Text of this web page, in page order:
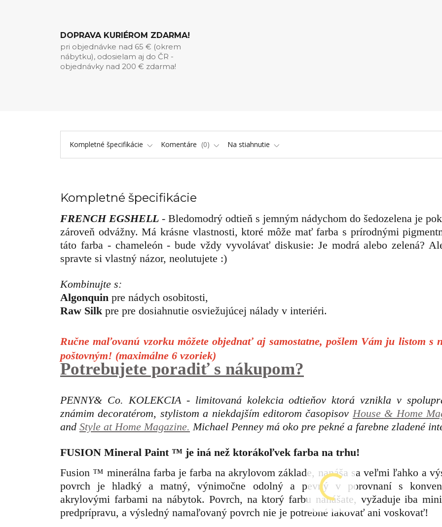
DOPRAVA KURIÉROM ZDARMA!
pri objednávke nad 65 € (okrem
nábytku), odosielam aj do ČR -
objednávky nad 200 € zdarma!
Kompletné špecifikácie Komentáre 0 Na stiahnutie
Kompletné špecifikácie
FRENCH EGSHELL - Bledomodrý odtieň s jemným nádychom do šedozelena je
zároveň odvážny. Má krásne vlastnosti, ktoré môže mať farba s prírodnými
táto farba - chameleón - bude vždy vyvolávať diskusie: Je modrá alebo zelená?
spravte si vlastný názor, neolutujete :)
Kombinujte s:
Algonquin pre nádych osobitosti,
Raw Silk pre pre dosiahnutie osviežujúcej nálady v interiéri.
Ručne maľovanú vzorku môžete objednať aj samostatne, pošlem Vám ju listom s
poštovným! (maximálne 6 vzoriek)
Potrebujete poradiť s nákupom?
PENNY& Co. KOLEKCIA - limitovaná kolekcia odtieňov ktorá vznikla v
známim decoratérom, stylistom a niekdajším editorom časopisov House & Home
and Style at Home Magazine. Michael Penney má oko pre pekné a farebne zladené
FUSION Mineral Paint ™ je iná než ktorákoľvek farba na trhu!
Fusion ™ minerálna farba je farba na akrylovom základe, nanáša sa veľmi ľahko a
povrch je hladký a matný, výnimočne odolný a pevný v porovnaní s
akrylovými farbami na nábytok. Povrch, na ktorý farbu nanášate, vyžaduje iba
predprípravu, a výsledný namaľovaný povrch nie je potrebné lakovať ani voskovať!